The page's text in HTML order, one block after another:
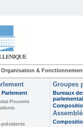
Organisation &
Pouvoirs
présidents
Groupes
Bureaux